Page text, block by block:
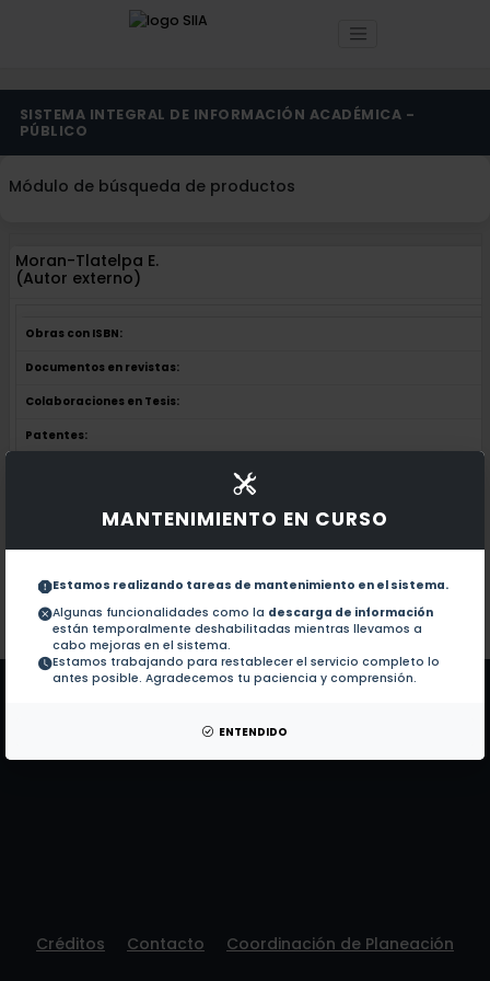
MANTENIMIENTO EN CURSO
Estamos realizando tareas de mantenimiento en el sistema.
Algunas funcionalidades como la descarga de información
están temporalmente deshabilitadas mientras llevamos a
cabo mejoras en el sistema.
Estamos trabajando para restablecer el servicio completo lo
antes posible. Agradecemos tu paciencia y comprensión.
ENTENDIDO
SISTEMA INTEGRAL DE INFORMACIÓN ACADÉMICA -
PÚBLICO
Módulo de búsqueda de productos
Moran-Tlatelpa E.
(Autor externo)
Obras con ISBN:
Documentos en revistas:
Colaboraciones en Tesis:
Patentes:
Documentos en revistas:
1.-
Detection of circulating and fecal
Colaboraciones en Tesis:
No hay tesis de este autor.
Patentes:
No hay patentes de este autor.
Créditos Contacto Coordinación de Planeación